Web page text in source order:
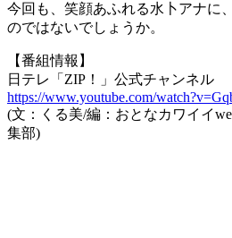
今回も、笑顔あふれる水卜アナに
のではないでしょうか。
【番組情報】
日テレ「ZIP！」公式チャンネル
https://www.youtube.com/
(文：くる美/編：おとなカワイイ
集部)